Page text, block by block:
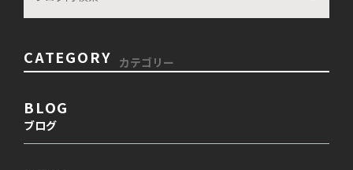
CATEGORY カテゴリー
BLOG
ブログ